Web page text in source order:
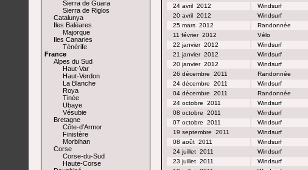
24 avril 2012 Windsurf
20 avril 2012 Windsurf
25 mars 2012 Randonnée
11 février 2012 Vélo
22 janvier 2012 Windsurf
21 janvier 2012 Windsurf
20 janvier 2012 Windsurf
26 décembre
2011 Randonnée
24 décembre
2011 Windsurf
04 décembre
2011 Randonnée
24 octobre
2011 Windsurf
08 octobre
2011 Windsurf
07 octobre
2011 Windsurf
19 septembre
2011 Windsurf
08 août 2011 Windsurf
24 juillet 2011 Windsurf
23 juillet 2011 Windsurf
Sierra de Guara
Sierra de Riglos
Catalunya
Iles Baléares
Majorque
Iles Canaries
Ténérife
France
Alpes du Sud
Haut-Var
Haut-Verdon
La Blanche
Roya
Tinée
Ubaye
Vésubie
Bretagne
Côte-d’Armor
Finistère
Morbihan
Corse
Corse-du-Sud
Haute-Corse